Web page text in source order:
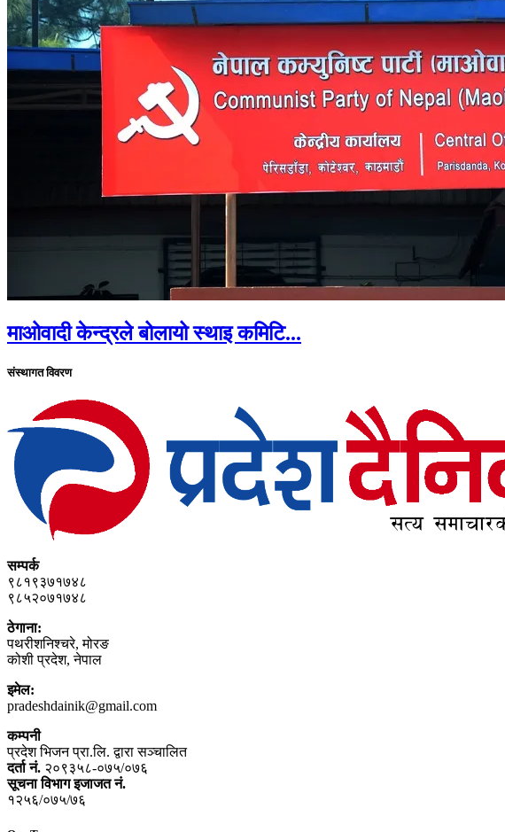
माओवादी केन्द्रले बोलायो स्थाइ कमिटि...
संस्थागत विवरण
सम्पर्क
९८१९३७१७४८
९८५२०७१७४८
ठेगाना:
पथरीशनिश्‍चरे, मोरङ
कोशी प्रदेश, नेपाल
इमेल:
pradeshdainik@gmail.com
कम्पनी
प्रदेश भिजन प्रा.लि. द्वारा सञ्‍चालित
दर्ता नं. २०९३५८-०७५/०७६
सूचना विभाग इजाजत नं.
१२५६/०७५/७६